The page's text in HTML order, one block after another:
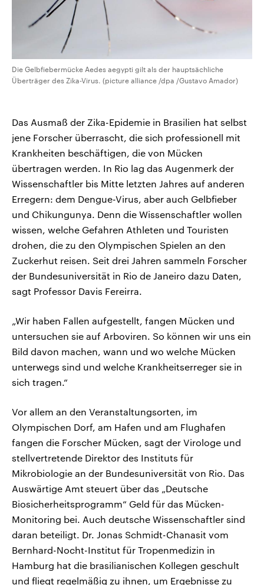
Die Gelbfiebermücke Aedes aegypti gilt als der hauptsächliche
Überträger des Zika-Virus. (picture alliance /dpa /Gustavo Amador)
Das Ausmaß der Zika-Epidemie in Brasilien hat selbst
jene Forscher überrascht, die sich professionell mit
Krankheiten beschäftigen, die von Mücken
übertragen werden. In Rio lag das Augenmerk der
Wissenschaftler bis Mitte letzten Jahres auf anderen
Erregern: dem Dengue-Virus, aber auch Gelbfieber
und Chikungunya. Denn die Wissenschaftler wollen
wissen, welche Gefahren Athleten und Touristen
drohen, die zu den Olympischen Spielen an den
Zuckerhut reisen. Seit drei Jahren sammeln Forscher
der Bundesuniversität in Rio de Janeiro dazu Daten,
sagt Professor Davis Fereirra.
„Wir haben Fallen aufgestellt, fangen Mücken und
untersuchen sie auf Arboviren. So können wir uns ein
Bild davon machen, wann und wo welche Mücken
unterwegs sind und welche Krankheitserreger sie in
sich tragen.“
Vor allem an den Veranstaltungsorten, im
Olympischen Dorf, am Hafen und am Flughafen
fangen die Forscher Mücken, sagt der Virologe und
stellvertretende Direktor des Instituts für
Mikrobiologie an der Bundesuniversität von Rio. Das
Auswärtige Amt steuert über das „Deutsche
Biosicherheitsprogramm“ Geld für das Mücken-
Monitoring bei. Auch deutsche Wissenschaftler sind
daran beteiligt. Dr. Jonas Schmidt-Chanasit vom
Bernhard-Nocht-Institut für Tropenmedizin in
Hamburg hat die brasilianischen Kollegen geschult
und fliegt regelmäßig zu ihnen, um Ergebnisse zu